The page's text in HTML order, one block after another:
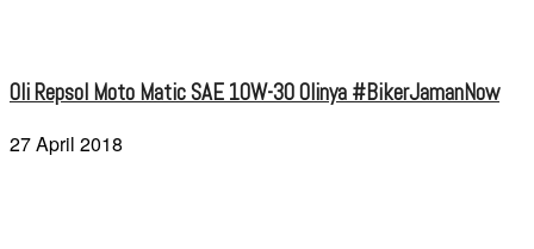
Oli Repsol Moto Matic SAE 10W-30 Olinya #BikerJamanNow
27 April 2018